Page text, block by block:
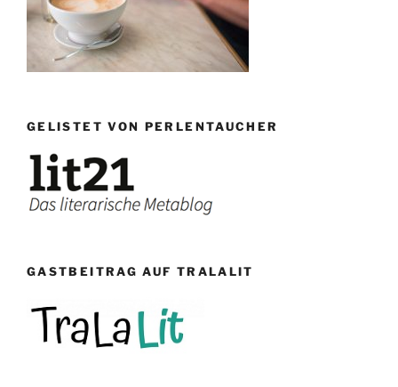
GELISTET VON PERLENTAUCHER
GASTBEITRAG AUF TRALALIT